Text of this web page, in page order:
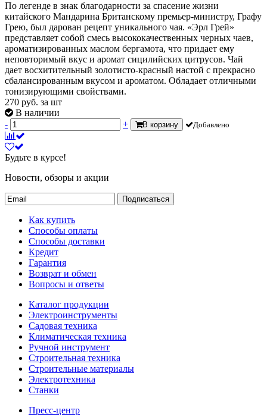
По легенде в знак благодарности за спасение жизни
китайского Мандарина Британскому премьер-министру, Графу
Грею, был дарован рецепт уникального чая. «Эрл Грей»
представляет собой смесь высококачественных черных чаев,
ароматизированных маслом бергамота, что придает ему
неповторимый вкус и аромат сицилийских цитрусов. Чай
дает восхитительный золотисто-красный настой с прекрасно
сбалансированным вкусом и ароматом. Обладает отличными
тонизирующими свойствами.
270 руб. за шт
В наличии
-
+ В корзину Добавлено
Будьте в курсе!
Новости, обзоры и акции
Подписаться
Как купить
Способы оплаты
Способы доставки
Кредит
Гарантия
Возврат и обмен
Вопросы и ответы
Каталог продукции
Электроинструменты
Садовая техника
Климатическая техника
Ручной инструмент
Строительная техника
Строительные материалы
Электротехника
Станки
Пресс-центр